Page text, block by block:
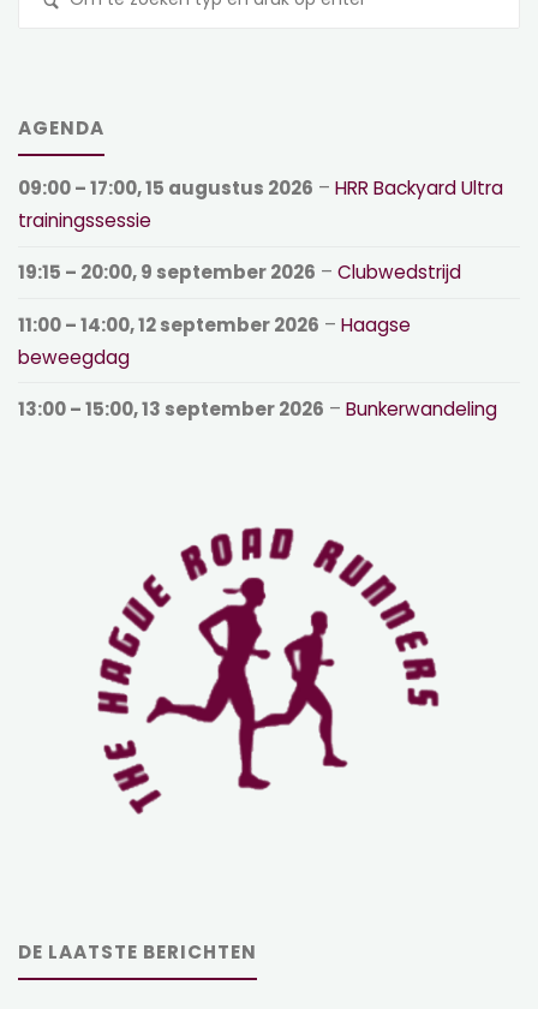
AGENDA
09:00– 17:00,15 augustus 2026 –HRR Backyard Ultra
trainingssessie
19:15 – 20:00,9 september 2026 –Clubwedstrijd
11:00– 14:00,12 september 2026 –Haagse
beweegdag
13:00– 15:00,13 september 2026 –Bunkerwandeling
DE LAATSTE BERICHTEN